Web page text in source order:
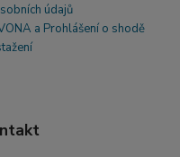
údajů
a Prohlášení o shodě